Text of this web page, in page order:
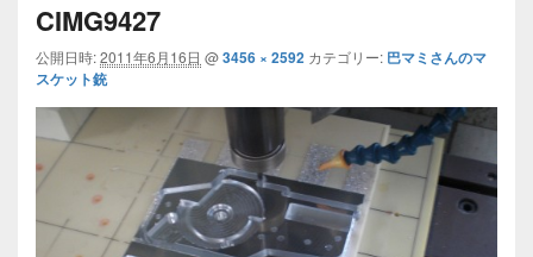
ビ
ー
シ
ョ
CIMG9427
公開日時:2011年6月16日 @3456 × 2592 カテゴリー: 巴マミさんのマ
スケット銃